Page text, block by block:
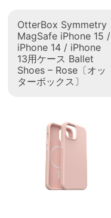
OtterBox Symmetry
MagSafe iPhone 15 /
iPhone 14 / iPhone
13用ケース Ballet
Shoes – Rose〔オッ
ターボックス〕